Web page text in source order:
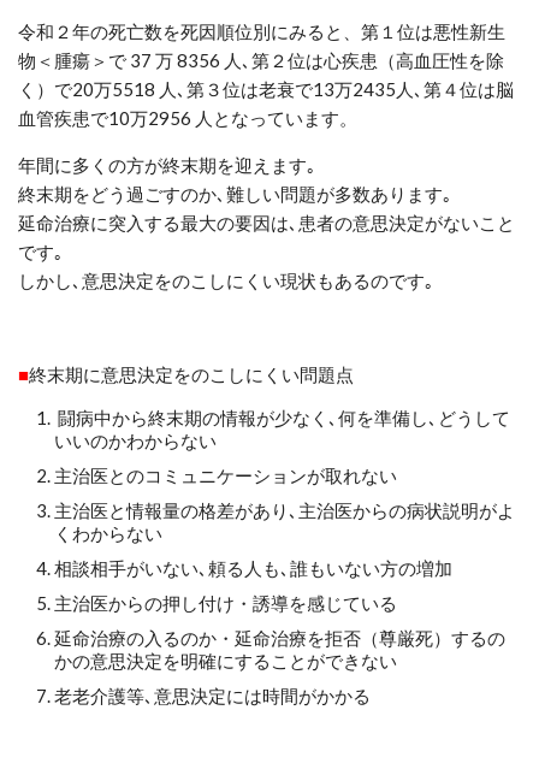
令和２年の死亡数を死因順位別にみると、第１位は悪性新生
物＜腫瘍＞で 37 万8356 人 ､ 第２位は心疾患（高血圧性を除
く）で20万5518 人 ､ 第３位は老衰で13万2435 人 ､ 第４位は脳
血管疾患で10万2956 人となっています。
年間に多くの方が終末期を迎えます｡
終末期をどう過ごすのか､難しい問題が多数あります｡
延命治療に突入する最大の要因は､患者の意思決定がないこと
です｡
しかし､意思決定をのこしにくい現状もあるのです｡
■終末期に意思決定をのこしにくい問題点
闘病中から終末期の情報が少なく､何を準備し､どうして
いいのかわからない
主治医とのコミュニケーションが取れない
主治医と情報量の格差があり､主治医からの病状説明がよ
くわからない
相談相手がいない､頼る人も､誰もいない方の増加
主治医からの押し付け・誘導を感じている
延命治療の入るのか・延命治療を拒否（尊厳死）するの
かの意思決定を明確にすることができない
老老介護等､意思決定には時間がかかる